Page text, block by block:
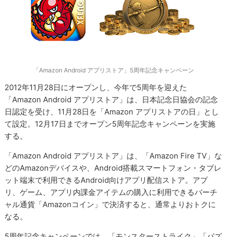
「Amazon Android アプリストア」5周年記念キャンペーン
2012年11月28日にオープンし、今年で5周年を迎えた
「Amazon Android アプリストア」は、日本記念日協会の記念
日認定を受け、11月28日を「Amazon アプリストアの日」とし
て設定。12月17日までオープン5周年記念キャンペーンを実施
する。
「Amazon Android アプリストア」は、「Amazon Fire TV」な
どのAmazonデバイスや、Android搭載スマートフォン・タブレ
ット端末で利用できるAndroid向けアプリ配信ストア。アプ
リ、ゲーム、アプリ内課金アイテムの購入に利用できるバーチ
ャル通貨「Amazonコイン」で決済すると、通常よりおトクに
なる。